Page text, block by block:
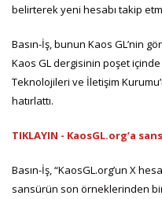
belirterek yeni hesabı takip
Basın-İş, bunun Kaos GL’nin
Kaos GL dergisinin poşet içinde
Teknolojileri ve İletişim
hatırlattı.
TIKLAYIN - KaosGL.org’a
Basın-İş, “KaosGL.org’un X
sansürün son örneklerinden